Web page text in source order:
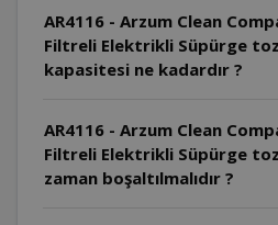
AR4116 - Arzum Clean
Filtreli Elektrikli Süpürge
kapasitesi ne kadardır ?
AR4116 - Arzum Clean
Filtreli Elektrikli Süpürge
zaman boşaltılmalıdır ?